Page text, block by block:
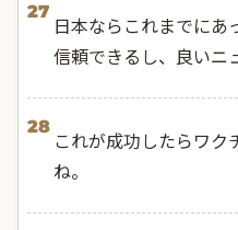
27
日本ならこれまでにあ
信頼できるし、良いニ
28
これが成功したらワク
ね。